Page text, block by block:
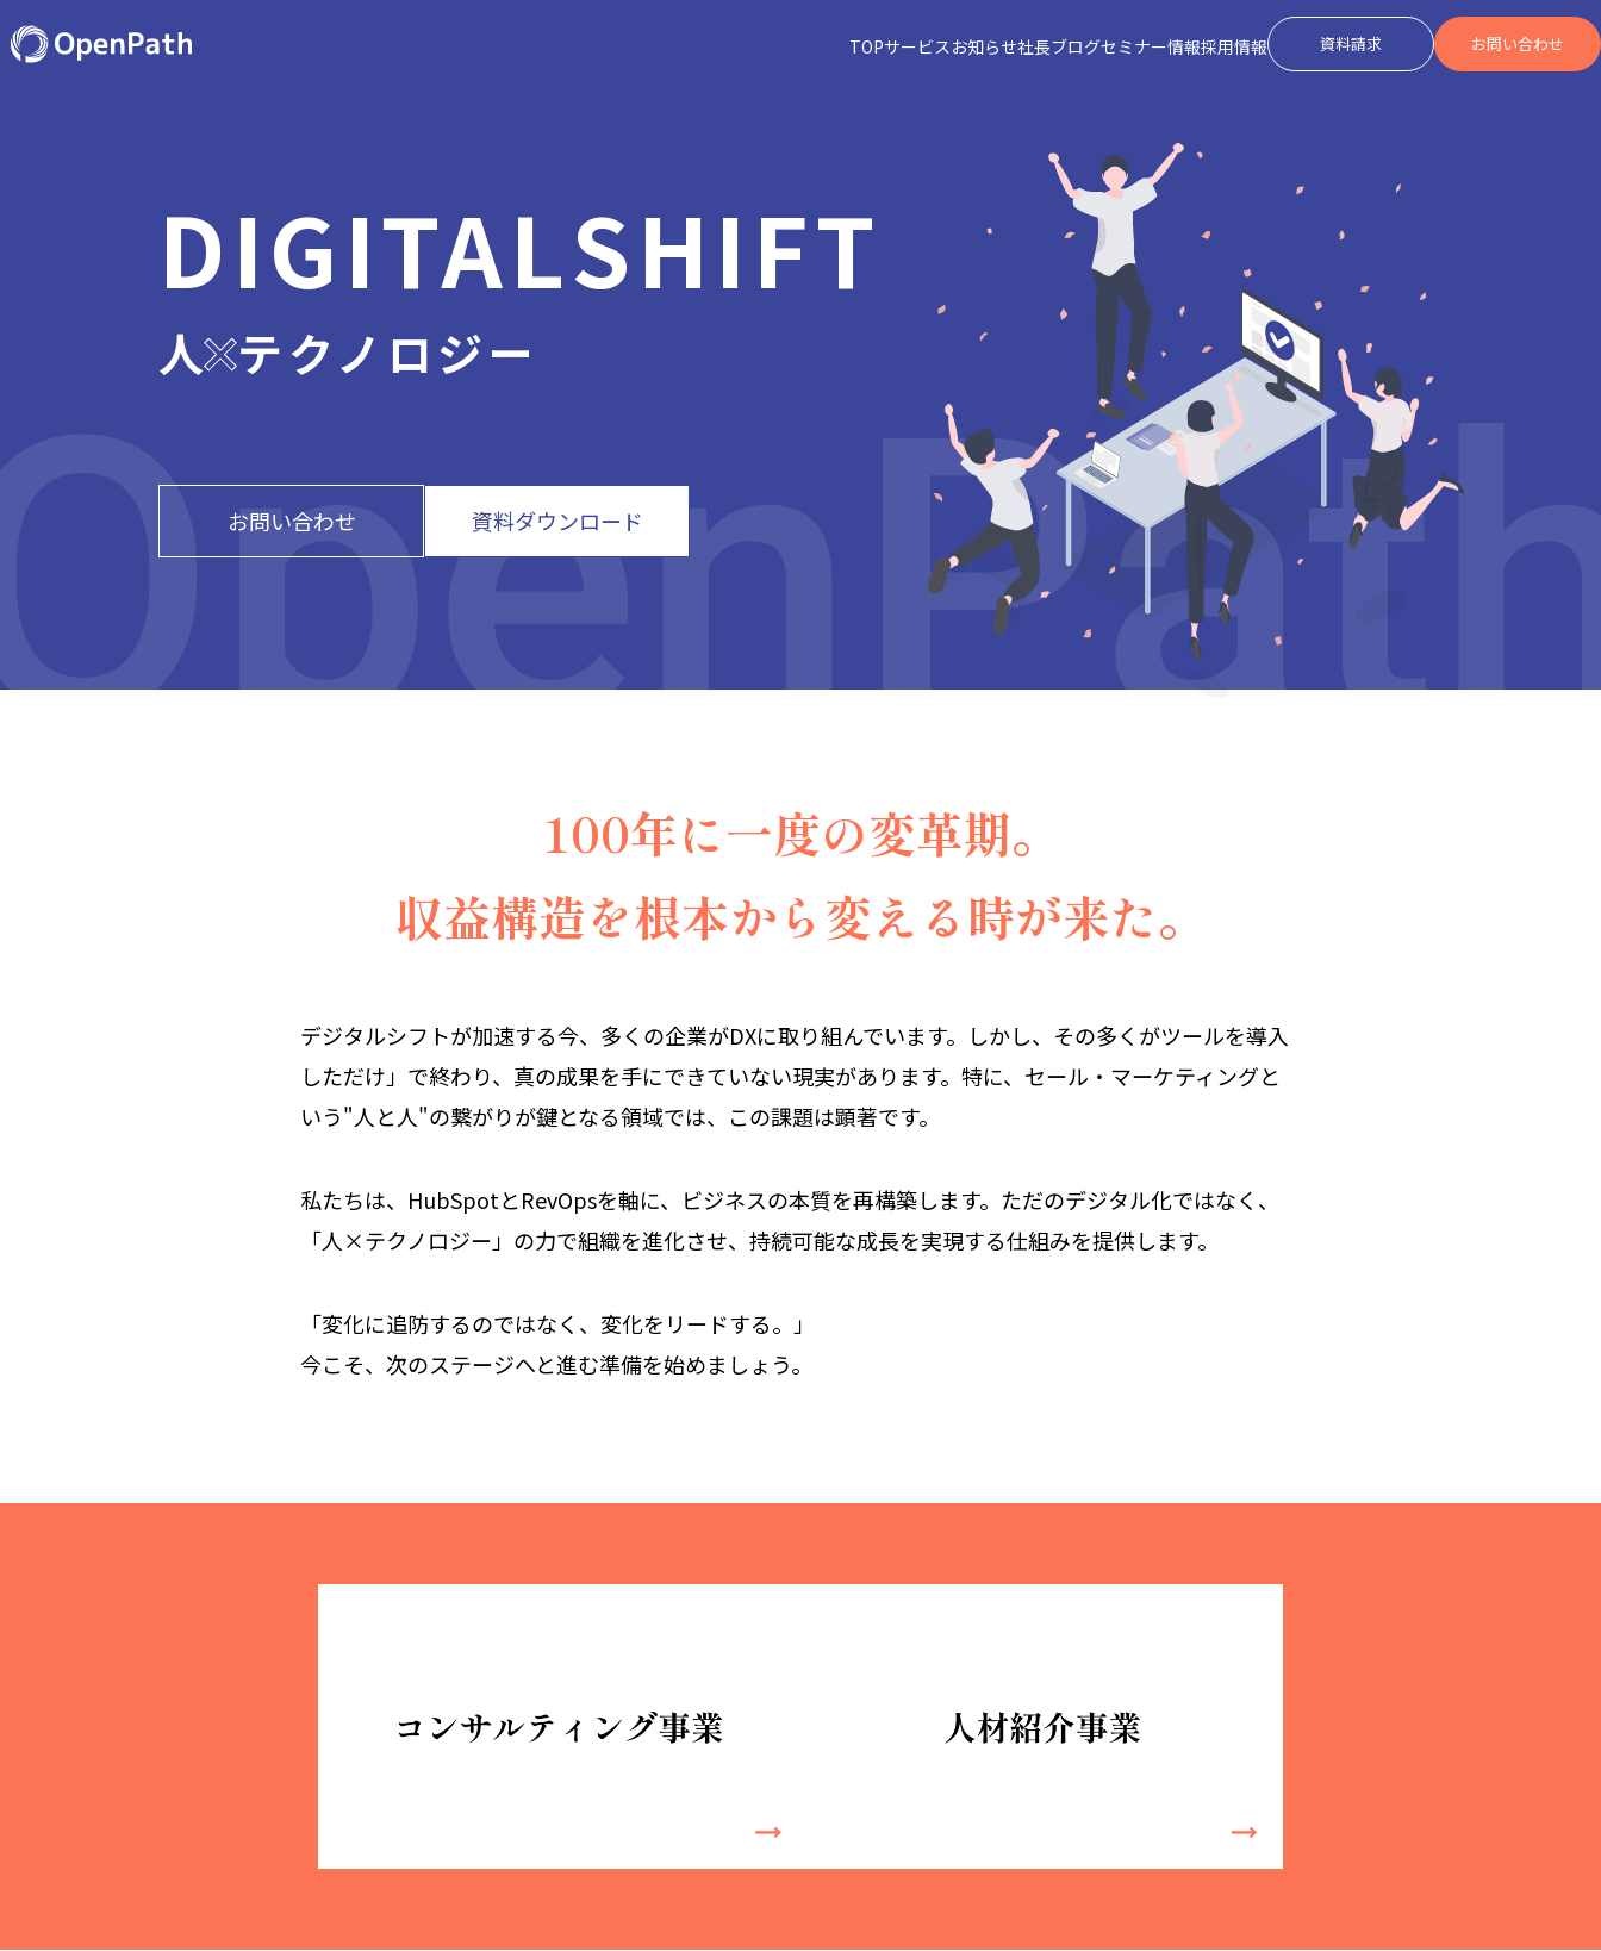
TOPサービスお知らせ社長ブログセミナー情報採用情報 資料請求 お問い合わせ
DIGITALSHIFT
人 テクノロジー
お問い合わせ 資料ダウンロード
100年に一度の変革期。
収益構造を根本から変える時が来た。
デジタルシフトが加速する今、多くの企業がDXに取り組んでいます。しかし、その多くがツールを導入
しただけ」で終わり、真の成果を手にできていない現実があります。特に、セール・マーケティングと
いう"人と人"の繋がりが鍵となる領域では、この課題は顕著です。
私たちは、HubSpotとRevOpsを軸に、ビジネスの本質を再構築します。ただのデジタル化ではなく、
「人×テクノロジー」の力で組織を進化させ、持続可能な成長を実現する仕組みを提供します。
「変化に追防するのではなく、変化をリードする。」
今こそ、次のステージへと進む準備を始めましょう。